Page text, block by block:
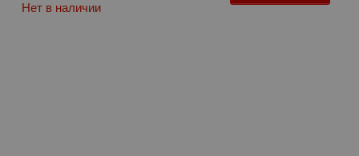
Нет в наличии